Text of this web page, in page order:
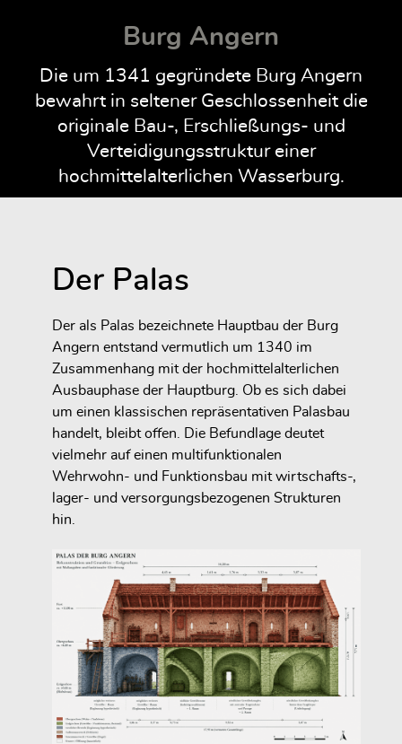
Burg Angern
Die um 1341 gegründete Burg Angern
bewahrt in seltener Geschlossenheit die
originale Bau-, Erschließungs- und
Verteidigungsstruktur einer
hochmittelalterlichen Wasserburg.
Der Palas
Der als Palas bezeichnete Hauptbau der Burg
Angern entstand vermutlich um 1340 im
Zusammenhang mit der hochmittelalterlichen
Ausbauphase der Hauptburg. Ob es sich dabei
um einen klassischen repräsentativen Palasbau
handelt, bleibt offen. Die Befundlage deutet
vielmehr auf einen multifunktionalen
Wehrwohn- und Funktionsbau mit wirtschafts-,
lager- und versorgungsbezogenen Strukturen
hin.